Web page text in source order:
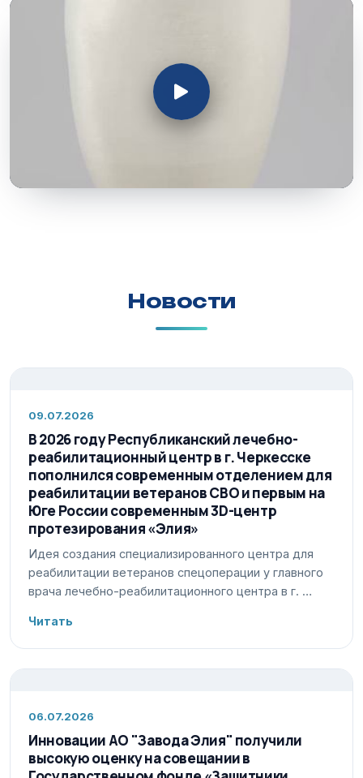
Новости
09.07.2026
В 2026 году Республиканский лечебно-
реабилитационный центр в г. Черкесске
пополнился современным отделением для
реабилитации ветеранов СВО и первым на
Юге России современным 3D-центр
протезирования «Элия»
Идея создания специализированного центра для
реабилитации ветеранов спецоперации у главного
врача лечебно-реабилитационного центра в г. …
Читать
06.07.2026
Инновации АО "Завода Элия" получили
высокую оценку на совещании в